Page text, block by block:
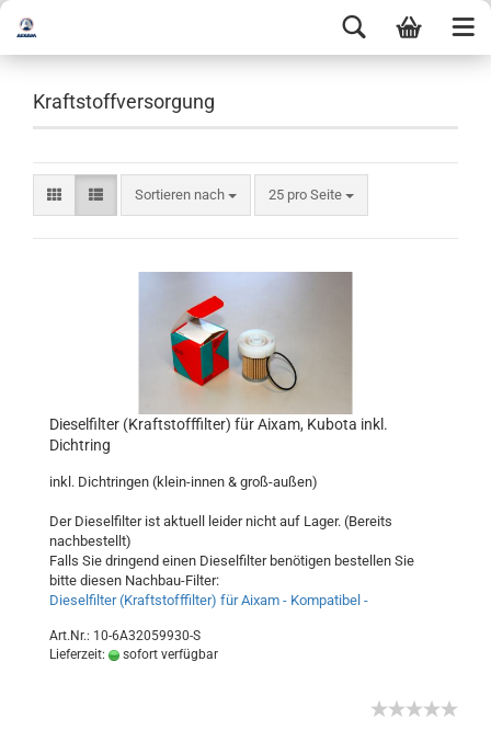
Kraftstoffversorgung
Sortieren nach 25 pro Seite
Dieselfilter (Kraftstofffilter) für Aixam, Kubota inkl.
Dichtring
inkl. Dichtringen (klein-innen & groß-außen)
Der Dieselfilter ist aktuell leider nicht auf Lager. (Bereits
nachbestellt)
Falls Sie dringend einen Dieselfilter benötigen bestellen Sie
bitte diesen Nachbau-Filter:
Dieselfilter (Kraftstofffilter) für Aixam - Kompatibel -
Art.Nr.: 10-6A32059930-S
Lieferzeit:
sofort verfügbar